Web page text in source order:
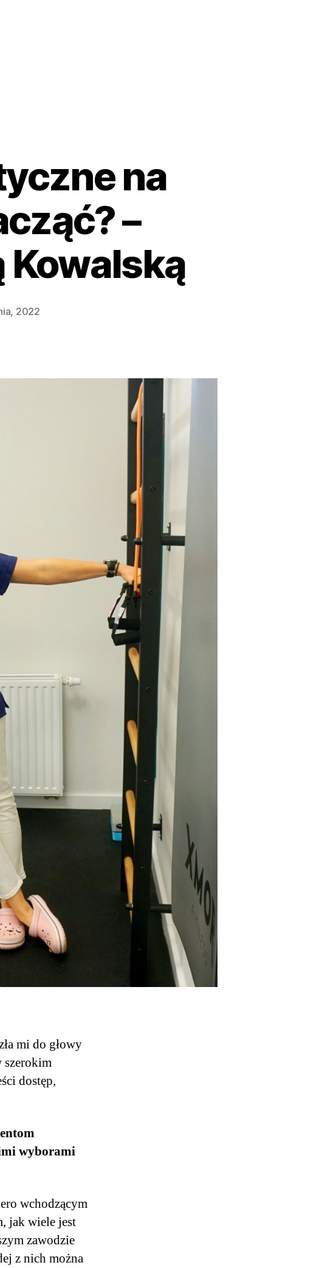
na
–
Kowalską
2022
mi do głowy
szerokim
dostęp,
wyborami
wchodzącym
jak wiele jest
zawodzie
z nich można